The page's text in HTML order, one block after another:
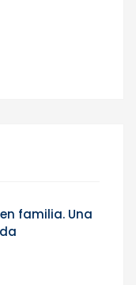
familia. Una